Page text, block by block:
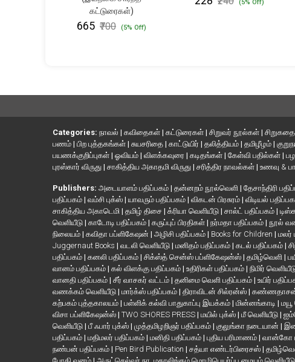
கட்டுரைகள்)
₹665 ₹700 (5% Off)
(5% Off)
Categories: நாவல் | கவிதைகள் | கட்டுரைகள் | சிறுவர் நூல்கள் |
பணம் | பிற புத்தகங்கள் | சுயசரிதை | காட்டுயிர் | தலித்தியம் | தமிழீழம் |
பயணக்குறிப்புகள் | ஓவியம் | விளக்கவுரை | கடிதங்கள் | கேள்வி பதில்கள் |
புரஸ்கார் விருது | சாகித்திய அகாதமி விருது | சரித்திர நாவல்கள் | உணவு &
Publishers: அடையாளம் பதிப்பகம் | தன்னறம் நூல்வெளி | தேசாந்திரி
பதிப்பகம் | வம்சி புக்ஸ் | யாவரும் பதிப்பகம் | விகடன் பிரசுரம் | விடியல்
சாகித்திய அகாடெமி | தமிழ் திசை | க்ரியா வெளியீடு | சால்ட் பதிப்பகம் |
வெளியீடு | காடோடி பதிப்பகம் | கருப்புப் பிரதிகள் | நர்மதா பதிப்பகம் | நூல்
நிலையம் | கவிதா பப்ளிகேஷன் | அழிசி பதிப்பகம் | Books for Children | மலர்
Juggernaut Books | வடலி வெளியீடு | மனிதம் பதிப்பகம் | கடல் பதிப்பகம் |
பதிப்பகம் | கனலி பதிப்பகம் | சிக்ஸ்த் சென்ஸ் பப்ளிகேஷன்ஸ் | தமிழ்வெளி |
வானம் பதிப்பகம் | கல் விளக்கு பதிப்பகம் | உதிரிகள் பதிப்பகம் | நிமிர்
வானதி பதிப்பகம் | சீர் வாசகர் வட்டம் | தனிமை வெளி பதிப்பகம் | உயிர்
வணக்கம் வெளியீடு | மார்க்ஸ் பதிப்பகம் | திராவிடன் சில்ரன்ஸ் | கண்ணதாசன்
கற்பகம் புத்தகாலயம் | பள்ளிக் கல்வி பாதுகாப்பு இயக்கம் | மின்னங்காடி |
விசா பப்ளிகேஷன்ஸ் | TWO SHORES PRESS | மயில் புக்ஸ் | மீ வெளியீடு |
வெளியீடு | பீ ஃபார் புக்ஸ் | முத்தமிழறிஞர் பதிப்பகம் | குலுங்கா நடையான் |
பதிப்பகம் | மதிமலர் பதிப்பகம் | மனிதி பதிப்பகம் | புதிய பரிமாணம் | வான்கோ
நண்பன் பதிப்பகம் | Pen Bird Publication | சத்யா எண்டர்பிரைசஸ் |